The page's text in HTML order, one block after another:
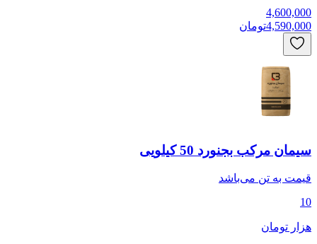
4,600,000
4,590,000تومان
سیمان مرکب بجنورد 50 کیلویی
قیمت بهتنمی‌باشد
10
هزار تومان